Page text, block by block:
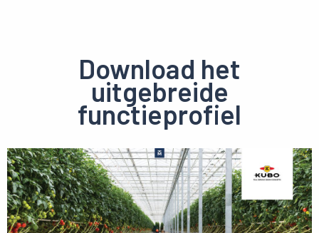
Download het
uitgebreide
functieprofiel
Preview
pdf